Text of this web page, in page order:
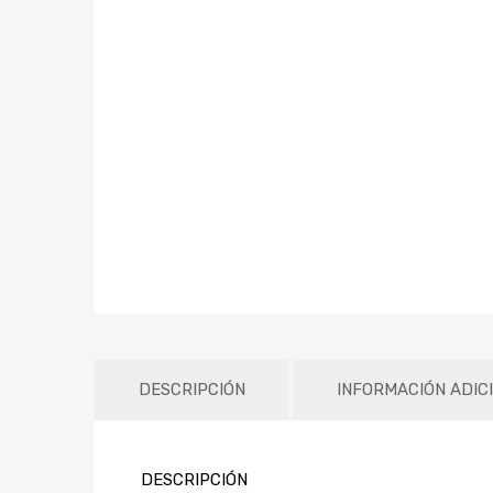
DESCRIPCIÓN INFORMACIÓN
DESCRIPCIÓN